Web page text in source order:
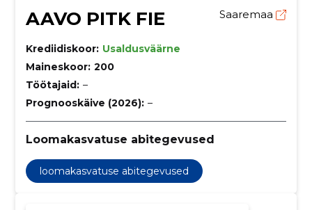
AAVO PITK FIE Saaremaa
Krediidiskoor: Usaldusväärne
Maineskoor: 200
Töötajaid: –
Prognooskäive (2026): –
Loomakasvatuse abitegevused
loomakasvatuse abitegevused